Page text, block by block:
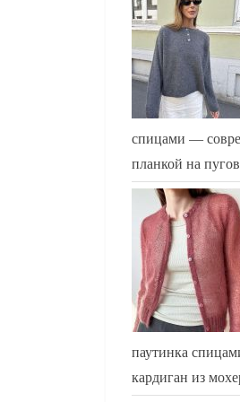
спицами —
планкой на
паутинка
кардиган из